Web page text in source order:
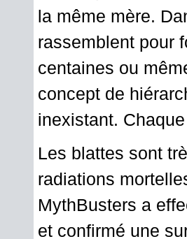
la même mère.
rassemblent pour
centaines ou
concept de
inexistant.
Les blattes sont
radiations
MythBusters a
et confirmé une